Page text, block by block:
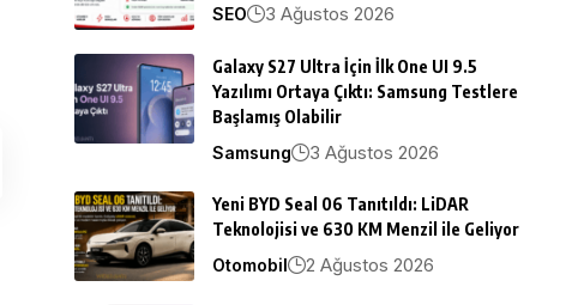
SEO
3 Ağustos 2026
Galaxy S27 Ultra İçin İlk One UI 9.5
Yazılımı Ortaya Çıktı: Samsung Testlere
Başlamış Olabilir
Samsung
3 Ağustos 2026
Yeni BYD Seal 06 Tanıtıldı: LiDAR
Teknolojisi ve 630 KM Menzil ile Geliyor
Otomobil
2 Ağustos 2026